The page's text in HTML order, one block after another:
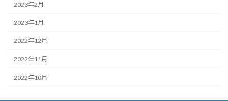
2023年2月
2023年1月
2022年12月
2022年11月
2022年10月